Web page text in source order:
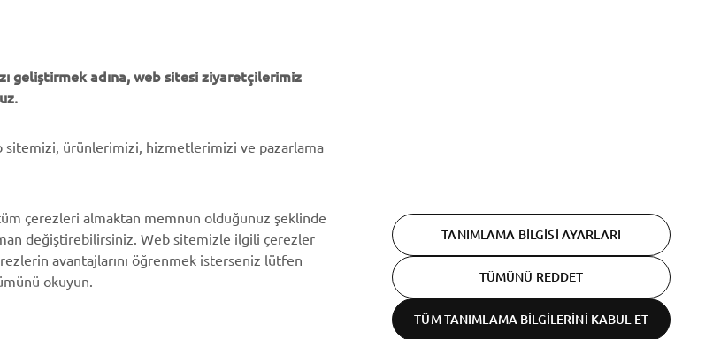
Global
Bilgilendirme
geliştirmek adına, web sitesi ziyaretçilerimiz
sitemizi, ürünlerimizi, hizmetlerimizi ve pazarlama
çerezleri almaktan memnun olduğunuz şeklinde
değiştirebilirsiniz. Web sitemizle ilgili çerezler
avantajlarını öğrenmek isterseniz lütfen
okuyun.
TANIMLAMA BILGISI AYARLARI
TÜMÜNÜ REDDET
TÜM TANIMLAMA BILGILERINI KABUL ET